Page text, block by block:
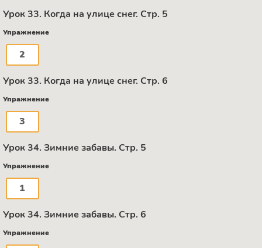
Урок 33. Когда на улице снег. Стр. 5
Упражнение
2
Урок 33. Когда на улице снег. Стр. 6
Упражнение
3
Урок 34. Зимние забавы. Стр. 5
Упражнение
1
Урок 34. Зимние забавы. Стр. 6
Упражнение